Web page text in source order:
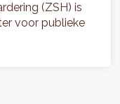
(ZSH) is
voor publieke